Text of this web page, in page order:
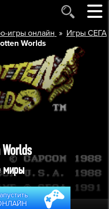
игры онлайн » Игры СЕГА
Worlds
Worlds
миры